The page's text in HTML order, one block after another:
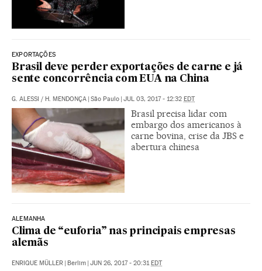
EXPORTAÇÕES
Brasil deve perder exportações de carne e já
sente concorrência com EUA na China
G. ALESSI / H. MENDONÇA | São Paulo | JUL 03, 2017 - 12:32 EDT
Brasil precisa lidar com
embargo dos americanos à
carne bovina, crise da JBS e
abertura chinesa
ALEMANHA
Clima de “euforia” nas principais empresas
alemãs
ENRIQUE MÜLLER | Berlim | JUN 26, 2017 - 20:31EDT